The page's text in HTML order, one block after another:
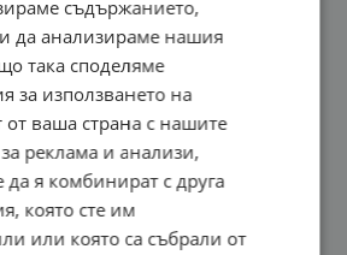
съдържанието,
да анализираме нашия
така споделяме
за използването на
от ваша страна с нашите
реклама и анализи,
я комбинират с друга
която сте им
или която са събрали от